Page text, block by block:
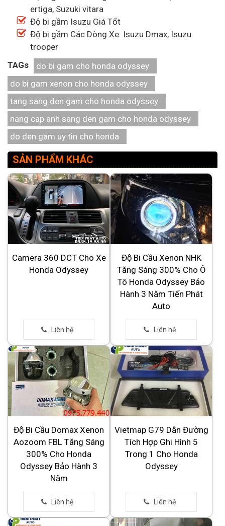
ertiga, Suzuki vitara
Độ bi gầm Isuzu Giá Tốt
Độ bi gầm Các Dòng Xe: Isuzu Dmax, Isuzu
trooper
TAGs
do bi gam cho honda odyssey
do bi gam xenon cho honda odyssey
tang sang den gam cho honda odyssey
nang cap anh sang den gam cho honda odyssey
do den gam uy tin cho honda
SẢN PHẨM KHÁC
Camera 360 DCT Cho Xe
Honda Odyssey
Độ Bi Cầu Xenon NHK
Tăng Sáng 300% Cho Ô
Tô Honda Odyssey Bảo
Hành 3 Năm Tiến Phát
Auto
Độ Bi Cầu Domax Xenon
Aozoom FBL Tăng Sáng
300% Cho Honda
Odyssey Bảo Hành 3
Năm
Vietmap G79 Dẫn Đường
Tích Hợp Ghi Hình 5
Trong 1 Cho Honda
Odyssey